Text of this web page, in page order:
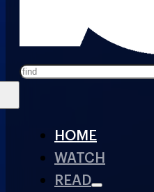
Search
HOME
WATCH
READ